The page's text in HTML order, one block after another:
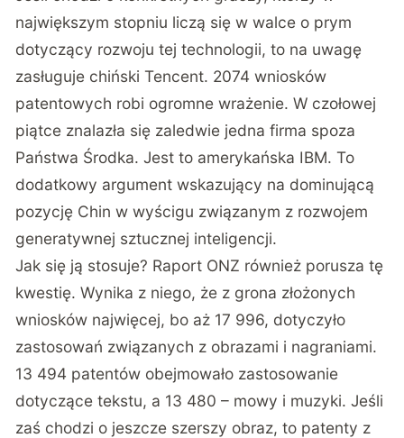
największym stopniu liczą się w walce o prym
dotyczący rozwoju tej technologii, to na uwagę
zasługuje chiński Tencent. 2074 wniosków
patentowych robi ogromne wrażenie. W czołowej
piątce znalazła się zaledwie jedna firma spoza
Państwa Środka. Jest to amerykańska IBM. To
dodatkowy argument wskazujący na dominującą
pozycję Chin w wyścigu związanym z rozwojem
generatywnej sztucznej inteligencji.
Jak się ją stosuje? Raport ONZ również porusza tę
kwestię. Wynika z niego, że z grona złożonych
wniosków najwięcej, bo aż 17 996, dotyczyło
zastosowań związanych z obrazami i nagraniami.
13 494 patentów obejmowało zastosowanie
dotyczące tekstu, a 13 480 – mowy i muzyki. Jeśli
zaś chodzi o jeszcze szerszy obraz, to patenty z